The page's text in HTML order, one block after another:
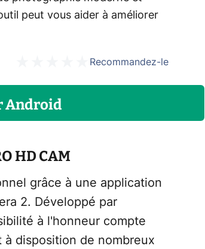
peut vous aider à améliorer
Recommandez-le
Android
HD CAM
grâce à une application
2. Développé par
à l'honneur compte
disposition de nombreux